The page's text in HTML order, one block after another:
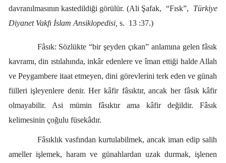
davranılmasının kastedildiği görülür. (Ali Şafak, “Fısk”, Türkiye
Diyanet Vakfı İslam Ansiklopedisi, s. 13 :37.)
Fâsık: Sözlükte “bir şeyden çıkan” anlamına gelen fâsık
kavramı, din ıstılahında, inkâr edenlere ve îman ettiği halde Allah
ve Peygambere itaat etmeyen, dini görevlerini terk eden ve günah
fiilleri işleyenlere denir. Her kâfir fâsıktır, ancak her fâsık kâfir
olmayabilir. Asi mümin fâsıktır ama kâfir değildir. Fâsık
kelimesinin çoğulu füsekâdır.
Fâsıklık vasfından kurtulabilmek, ancak iman edip salih
ameller işlemek, haram ve günahlardan uzak durmak, işlenen